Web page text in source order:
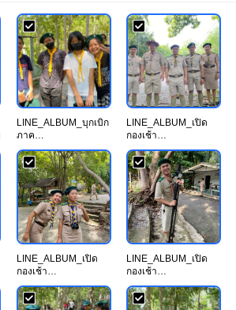
LINE_ALBUM_บุกเบิก
ภาค
ทฤษฎี_230922_15.jp
g
LINE_ALBUM_เปิด
กองเช้า
21_230922_10.jpg
LINE_ALBUM_เปิด
กองเช้า
21_230922_2.jpg
LINE_ALBUM_เปิด
กองเช้า
21_230922_3.jpg